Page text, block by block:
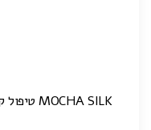
MOCHA SILK טיפול קרטין משקם מוקה סילק | 1000 מ"ל